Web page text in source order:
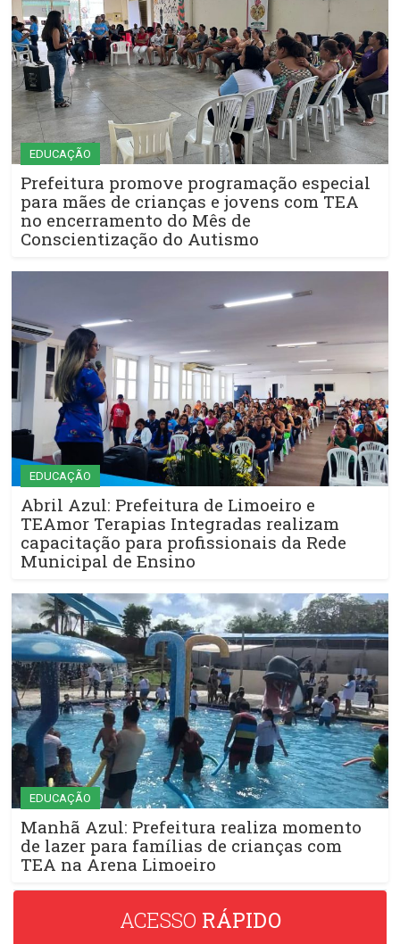
EDUCAÇÃO
Prefeitura promove programação especial
para mães de crianças e jovens com TEA
no encerramento do Mês de
Conscientização do Autismo
EDUCAÇÃO
Abril Azul: Prefeitura de Limoeiro e
TEAmor Terapias Integradas realizam
capacitação para profissionais da Rede
Municipal de Ensino
EDUCAÇÃO
Manhã Azul: Prefeitura realiza momento
de lazer para famílias de crianças com
TEA na Arena Limoeiro
ACESSO RÁPIDO